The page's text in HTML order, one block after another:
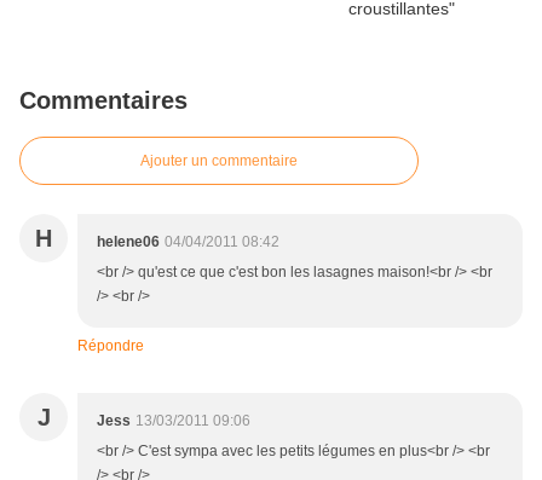
Commentaires
Ajouter un commentaire
H helene06 04/04/2011 08:42
<br /> qu'est ce que c'est bon les lasagnes maison!<br /> <br
/> <br />
Répondre
J Jess 13/03/2011 09:06
<br /> C'est sympa avec les petits légumes en plus<br /> <br
/> <br />